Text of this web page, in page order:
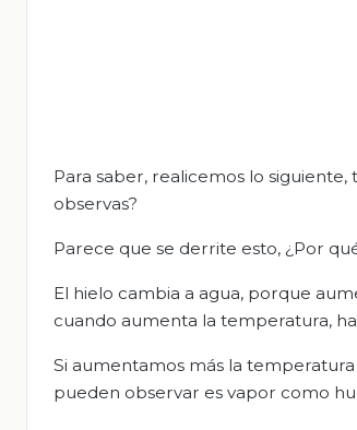
Para saber, realicemos lo
observas?
Parece que se derrite esto, ¿Por
El hielo cambia a agua, porque
cuando aumenta la temperatura,
Si aumentamos más la
pueden observar es vapor como